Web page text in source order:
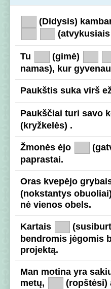
(Didysis)
Tu (gimė)
namas), kur
Paukštis suka virš
Paukščiai turi savo
(kryžkelės) .
Žmonės ėjo
paprastai.
Oras kvepėjo
(nokstantys
nė vienos obels.
Kartais
bendromis jėgomis
projektą.
Man motina yra
metų,
(ropštėsi)